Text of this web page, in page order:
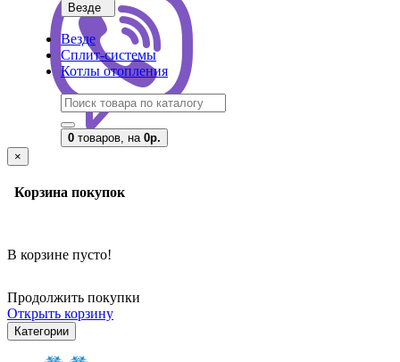
Везде
Везде
Сплит-системы
Котлы отопления
0 товаров, на 0р.
×
Корзина покупок
В корзине пусто!
Продолжить покупки
Открыть корзину
Категории